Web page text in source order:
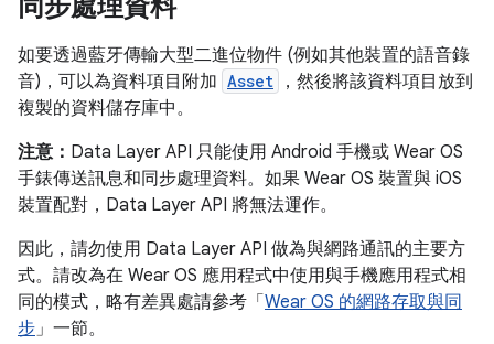
同步處理資料
如要透過藍牙傳輸大型二進位物件 (例如其他裝置的語音錄
音)，可以為資料項目附加 Asset
，然後將該資料項目放到
複製的資料儲存庫中。
注意： Data Layer API 只能使用 Android 手機或 Wear OS
手錶傳送訊息和同步處理資料。如果 Wear OS 裝置與 iOS
裝置配對，Data Layer API 將無法運作。
因此，請勿使用 Data Layer API 做為與網路通訊的主要方
式。請改為在 Wear OS 應用程式中使用與手機應用程式相
同的模式，略有差異處請參考「 Wear OS 的網路存取與同
步」一節。